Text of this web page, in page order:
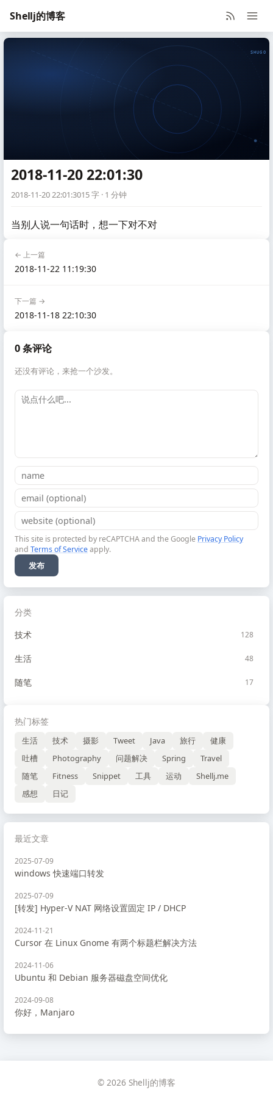
Shellj的博客
分类
技术
128
生活 48
随笔 17
热门标签
生活 技术 摄影 Tweet Java 旅行
健康
吐槽
Photography 问题解决 Spring
Travel
随笔
Fitness Snippet 工具 运动
Shellj.me
感想
日记
SHUGO
2018-11-20 22:01:30
2018-11-20 22:01:3015 字 · 1 分钟
当别人说一句话时，想一下对不对
← 上一篇
2018-11-22 11:19:30
下一篇 →
2018-11-18 22:10:30
0 条评论
还没有评论，来抢一个沙发。
This site is protected by reCAPTCHA and the Google Privacy Policy
and Terms of Serviceapply.
发布
最近文章
2025-07-09
windows 快速端口转发
2025-07-09
[转发] Hyper-V NAT 网络设置固定 IP / DHCP
2024-11-21
Cursor 在 Linux Gnome 有两个标题栏解决方法
2024-11-06
Ubuntu 和 Debian 服务器磁盘空间优化
2024-09-08
你好，Manjaro
© 2026 Shellj的博客